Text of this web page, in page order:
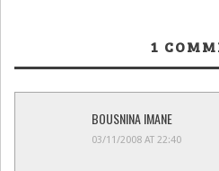
1
BOUSNINA IMANE
03/11/2008 AT 22:40